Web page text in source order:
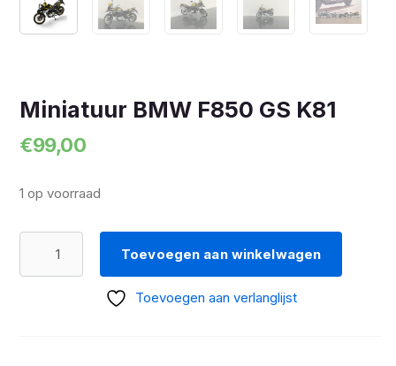
Miniatuur BMW F850 GS K81
€99,00
1 op voorraad
Toevoegen aan winkelwagen
Toevoegen aan verlanglijst